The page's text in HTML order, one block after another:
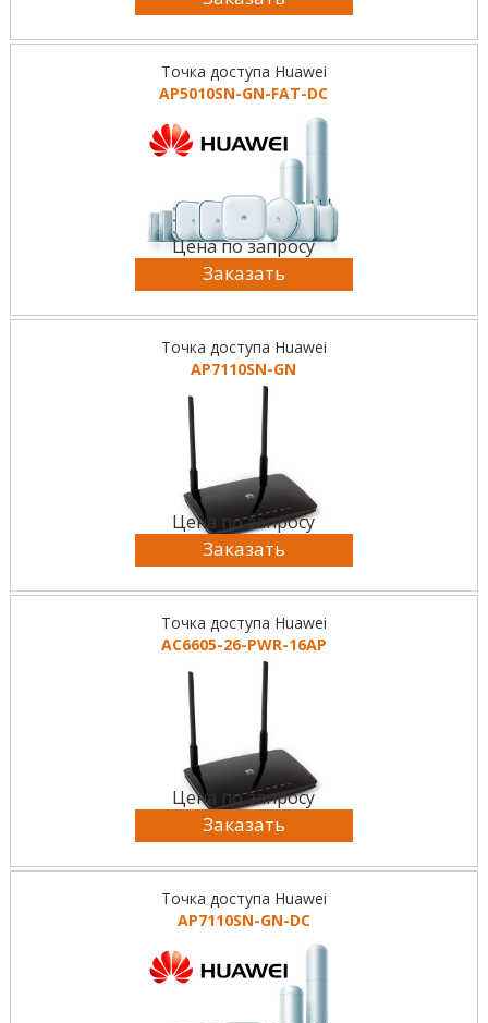
Точка доступа Huawei
AP5010SN-GN-FAT-DC
Цена по запросу
Заказать
Точка доступа Huawei
AP7110SN-GN
Цена по запросу
Заказать
Точка доступа Huawei
AC6605-26-PWR-16AP
Цена по запросу
Заказать
Точка доступа Huawei
AP7110SN-GN-DC